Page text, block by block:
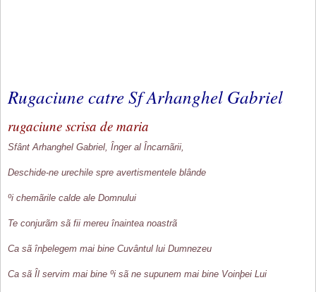
Rugaciune catre Sf Arhanghel Gabriel
rugaciune scrisa de maria
Sfânt Arhanghel Gabriel, Înger al Încarnãrii,
Deschide-ne urechile spre avertismentele blânde
ºi chemãrile calde ale Domnului
Te conjurãm sã fii mereu înaintea noastrã
Ca sã înþelegem mai bine Cuvântul lui Dumnezeu
Ca sã Îl servim mai bine ºi sã ne supunem mai bine Voinþei Lui